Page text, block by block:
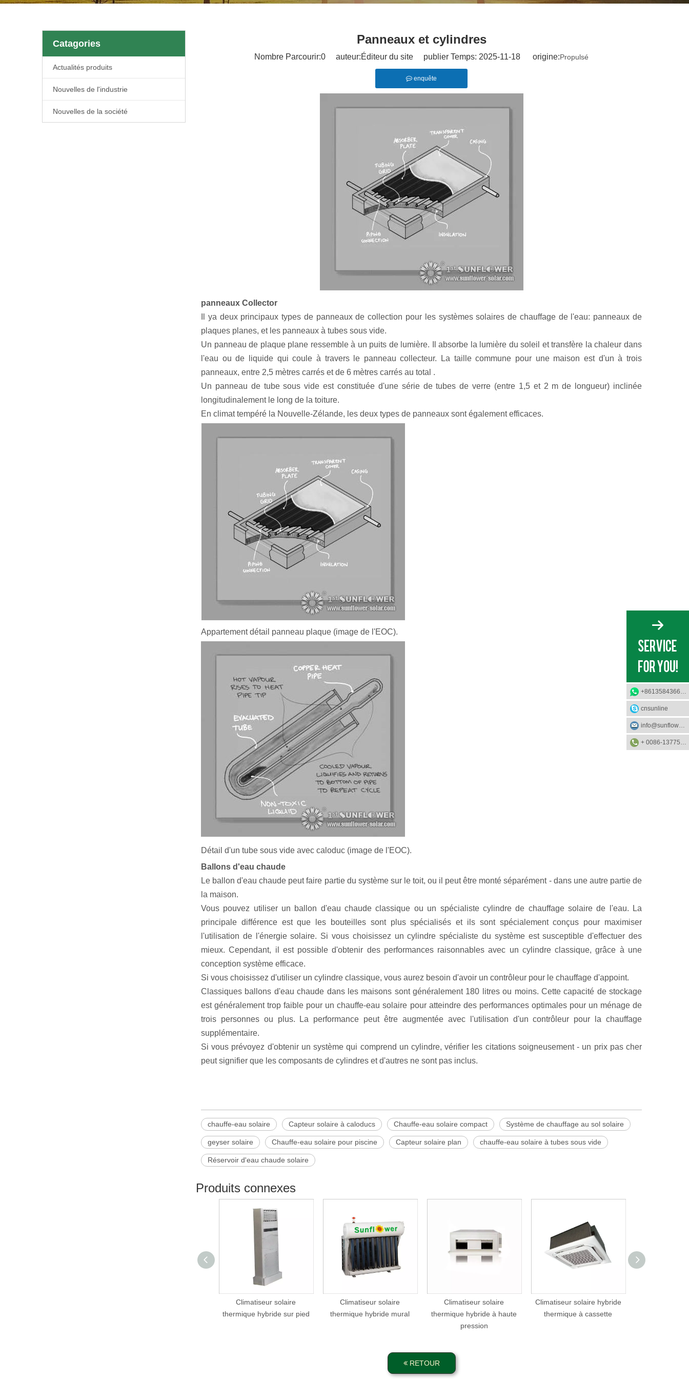
Catagories
Actualités produits
Nouvelles de l'industrie
Nouvelles de la société
Panneaux et cylindres
Nombre Parcourir:0 auteur:Éditeur du site publier Temps: 2025-11-18 origine:Propulsé
enquête
panneaux Collector
Il ya deux principaux types de panneaux de collection pour les systèmes solaires de chauffage de l'eau: panneaux de
plaques planes, et les panneaux à tubes sous vide.
Un panneau de plaque plane ressemble à un puits de lumière. Il absorbe la lumière du soleil et transfère la chaleur dans
l'eau ou de liquide qui coule à travers le panneau collecteur. La taille commune pour une maison est d'un à trois
panneaux, entre 2,5 mètres carrés et de 6 mètres carrés au total .
Un panneau de tube sous vide est constituée d'une série de tubes de verre (entre 1,5 et 2 m de longueur) inclinée
longitudinalement le long de la toiture.
En climat tempéré la Nouvelle-Zélande, les deux types de panneaux sont également efficaces.
Appartement détail panneau plaque (image de l'EOC).
Détail d'un tube sous vide avec caloduc (image de l'EOC).
Ballons d'eau chaude
Le ballon d'eau chaude peut faire partie du système sur le toit, ou il peut être monté séparément - dans une autre partie de
la maison.
Vous pouvez utiliser un ballon d'eau chaude classique ou un spécialiste cylindre de chauffage solaire de l'eau. La
principale différence est que les bouteilles sont plus spécialisés et ils sont spécialement conçus pour maximiser
l'utilisation de l'énergie solaire. Si vous choisissez un cylindre spécialiste du système est susceptible d'effectuer des
mieux. Cependant, il est possible d'obtenir des performances raisonnables avec un cylindre classique, grâce à une
conception système efficace.
Si vous choisissez d'utiliser un cylindre classique, vous aurez besoin d'avoir un contrôleur pour le chauffage d'appoint.
Classiques ballons d'eau chaude dans les maisons sont généralement 180 litres ou moins. Cette capacité de stockage
est généralement trop faible pour un chauffe-eau solaire pour atteindre des performances optimales pour un ménage de
trois personnes ou plus. La performance peut être augmentée avec l'utilisation d'un contrôleur pour la chauffage
supplémentaire.
Si vous prévoyez d'obtenir un système qui comprend un cylindre, vérifier les citations soigneusement - un prix pas cher
peut signifier que les composants de cylindres et d'autres ne sont pas inclus.
chauffe-eau solaire Capteur solaire à caloducs Chauffe-eau solaire compact Système de chauffage au sol solaire
geyser solaire Chauffe-eau solaire pour piscine Capteur solaire plan chauffe-eau solaire à tubes sous vide
Réservoir d'eau chaude solaire
Produits connexes
Climatiseur solaire
thermique hybride sur pied
Climatiseur solaire
thermique hybride mural
Climatiseur solaire
thermique hybride à haute
pression
Climatiseur solaire hybride
thermique à cassette
RETOUR
cnsunline